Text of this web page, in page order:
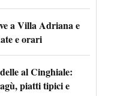
a Villa Adriana e
e orari
al Cinghiale:
piatti tipici e